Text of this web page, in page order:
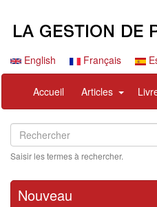
principalEnglish Français
principale
Accueil Articles expand
account
menu
Search
Rechercher
Saisir les termes à rechercher.
Nouveau